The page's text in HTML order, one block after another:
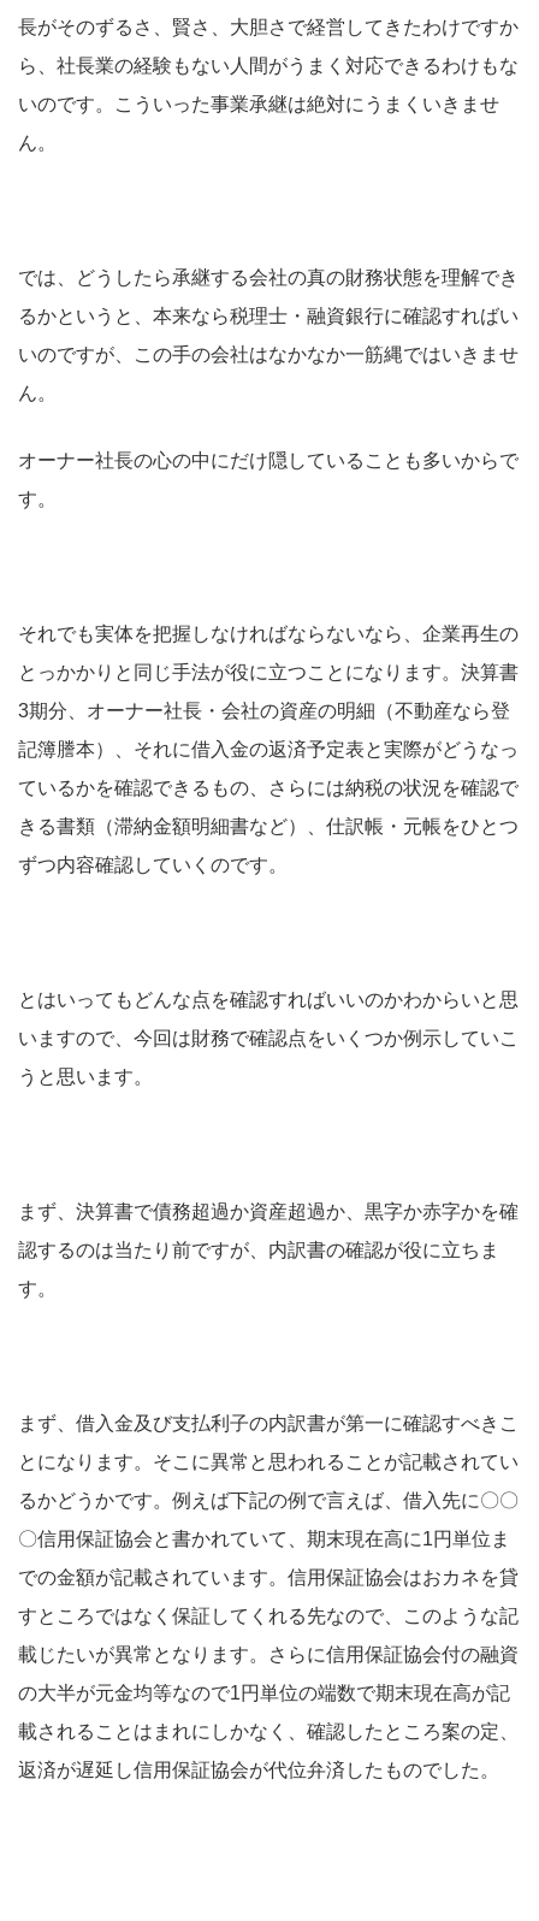
長がそのずるさ、賢さ、大胆さで経営してきたわけですか
ら、社長業の経験もない人間がうまく対応できるわけもな
いのです。こういった事業承継は絶対にうまくいきませ
ん。
では、どうしたら承継する会社の真の財務状態を理解でき
るかというと、本来なら税理士・融資銀行に確認すればい
いのですが、この手の会社はなかなか一筋縄ではいきませ
ん。
オーナー社長の心の中にだけ隠していることも多いからで
す。
それでも実体を把握しなければならないなら、企業再生の
とっかかりと同じ手法が役に立つことになります。決算書
3期分、オーナー社長・会社の資産の明細（不動産なら登
記簿謄本）、それに借入金の返済予定表と実際がどうなっ
ているかを確認できるもの、さらには納税の状況を確認で
きる書類（滞納金額明細書など）、仕訳帳・元帳をひとつ
ずつ内容確認していくのです。
とはいってもどんな点を確認すればいいのかわからいと思
いますので、今回は財務で確認点をいくつか例示していこ
うと思います。
まず、決算書で債務超過か資産超過か、黒字か赤字かを確
認するのは当たり前ですが、内訳書の確認が役に立ちま
す。
まず、借入金及び支払利子の内訳書が第一に確認すべきこ
とになります。そこに異常と思われることが記載されてい
るかどうかです。例えば下記の例で言えば、借入先に〇〇
〇信用保証協会と書かれていて、期末現在高に1円単位ま
での金額が記載されています。信用保証協会はおカネを貸
すところではなく保証してくれる先なので、このような記
載じたいが異常となります。さらに信用保証協会付の融資
の大半が元金均等なので1円単位の端数で期末現在高が記
載されることはまれにしかなく、確認したところ案の定、
返済が遅延し信用保証協会が代位弁済したものでした。